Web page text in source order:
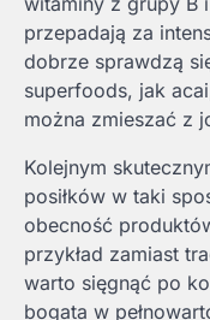
przepadają za
dobrze sprawdzą
superfoods, jak
można zmieszać z
Kolejnym
posiłków w taki
obecność
przykład zamiast
warto sięgnąć po
bogata w